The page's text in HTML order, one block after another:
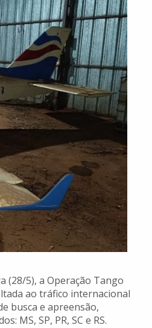
(28/5), a Operação Tango
ao tráfico internacional
busca e apreensão,
MS, SP, PR, SC e RS.